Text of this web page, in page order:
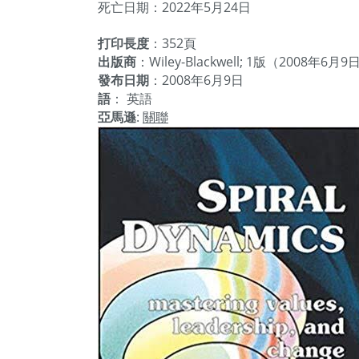
死亡日期：2022年5月24日
打印長度 ：352頁
出版商 ：Wiley-Blackwell; 1版（2008年6月9
發布日期 ：2008年6月9日
語： 英語
亞馬遜: 關聯